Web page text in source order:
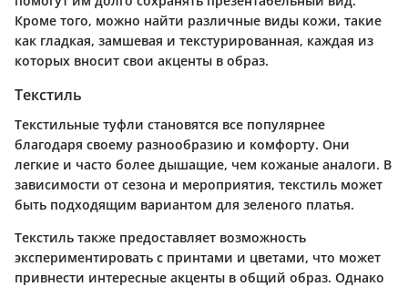
Кроме того, можно найти различные виды кожи, такие
как гладкая, замшевая и текстурированная, каждая из
которых вносит свои акценты в образ.
Текстиль
Текстильные туфли становятся все популярнее
благодаря своему разнообразию и комфорту. Они
легкие и часто более дышащие, чем кожаные аналоги. В
зависимости от сезона и мероприятия, текстиль может
быть подходящим вариантом для зеленого платья.
Текстиль также предоставляет возможность
экспериментировать с принтами и цветами, что может
привнести интересные акценты в общий образ. Однако